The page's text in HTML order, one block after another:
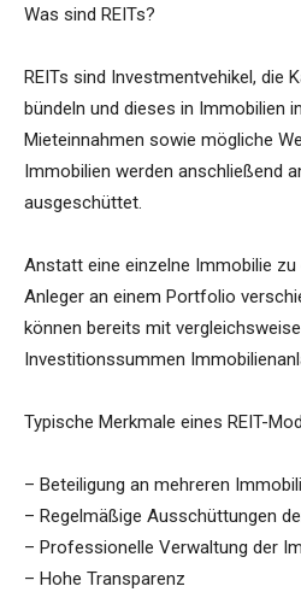
Was sind REITs?
REITs sind Investmentvehikel, die
bündeln und dieses in Immobilien
Mieteinnahmen sowie mögliche
Immobilien werden anschließend
ausgeschüttet.
Anstatt eine einzelne Immobilie
Anleger an einem Portfolio
können bereits mit
Investitionssummen
Typische Merkmale eines REIT-
– Beteiligung an mehreren
– Regelmäßige Ausschüttungen
– Professionelle Verwaltung der
– Hohe Transparenz